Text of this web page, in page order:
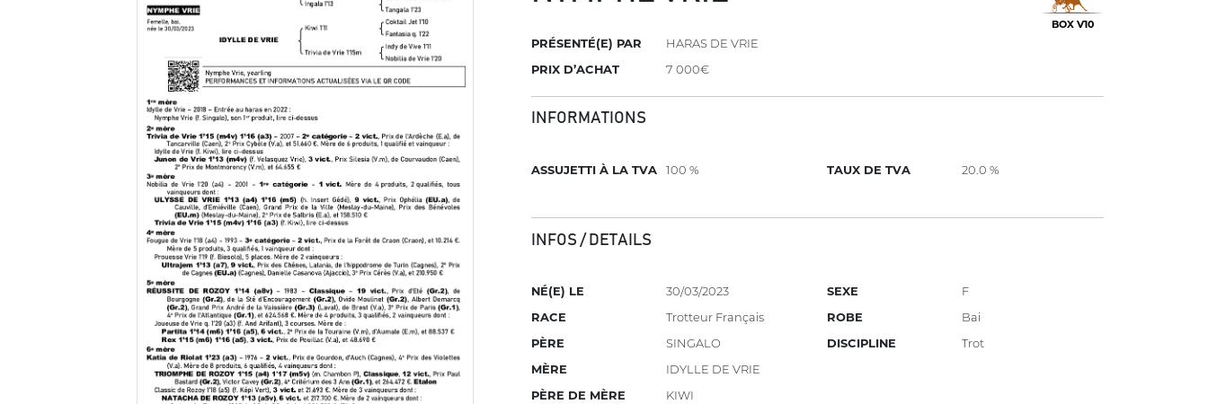
BOX V10
PRÉSENTÉ(E) PAR
HARAS DE VRIE
PRIX D’ACHAT
7 000€
INFORMATIONS
ASSUJETTI À LA TVA 100 % TAUX DE TVA 20.0 %
INFOS / DETAILS
NÉ(E) LE
30/03/2023
RACE
Trotteur Français
PÈRE
SINGALO
MÈRE
IDYLLE DE VRIE
PÈRE DE MÈRE
KIWI
SEXE
F
ROBE
Bai
DISCIPLINE
Trot